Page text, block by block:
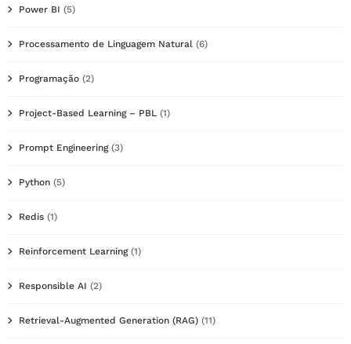
Power BI (5)
Processamento de Linguagem Natural (6)
Programação (2)
Project-Based Learning – PBL (1)
Prompt Engineering(3)
Python (5)
Redis (1)
Reinforcement Learning(1)
Responsible AI (2)
Retrieval-Augmented Generation (RAG) (11)